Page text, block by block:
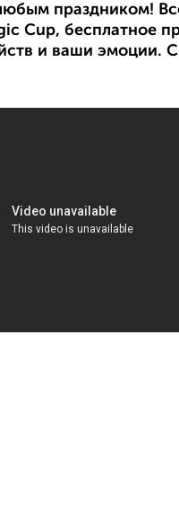
праздником!
Cup, бесплатное
и ваши эмоции.